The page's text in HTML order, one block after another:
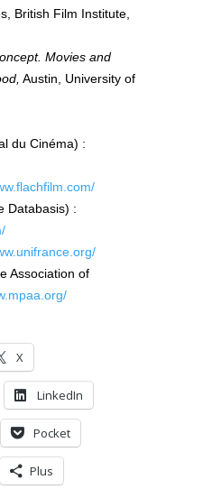
British Film Institute,
Movies and
Austin, University of
du Cinéma) :
Databasis) :
Association of
X
LinkedIn
Pocket
Plus